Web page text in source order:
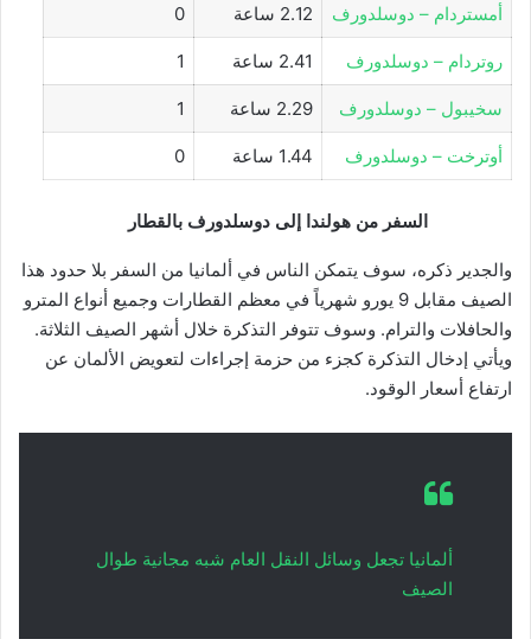
أمستردام – دوسلدورف 2.12 ساعة 0
روتردام – دوسلدورف 2.41 ساعة 1
سخيبول – دوسلدورف 2.29 ساعة 1
أوترخت – دوسلدورف 1.44 ساعة 0
السفر من هولندا إلى دوسلدورف بالقطار
والجدير ذكره، سوف يتمكن الناس في ألمانيا من السفر بلا حدود هذا
الصيف مقابل 9 يورو شهرياً في معظم القطارات وجميع أنواع المترو
والحافلات والترام. وسوف تتوفر التذكرة خلال أشهر الصيف الثلاثة.
ويأتي إدخال التذكرة كجزء من حزمة إجراءات لتعويض الألمان عن
ارتفاع أسعار الوقود.
ألمانيا تجعل وسائل النقل العام شبه مجانية طوال
الصيف